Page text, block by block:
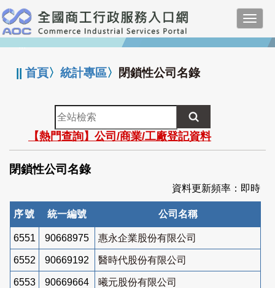
跳
到
主
要
:::
||首頁〉統計專區〉 閉鎖性公司名錄
全
站
檢
索
【熱門查詢】公司/商業/工廠登記資料
閉鎖性公司名錄
資料更新頻率：即時
序號 統一編號 公司名稱
6551 90668975 惠永企業股份有限公司
6552 90669192 醫時代股份有限公司
6553 90669664 曦元股份有限公司